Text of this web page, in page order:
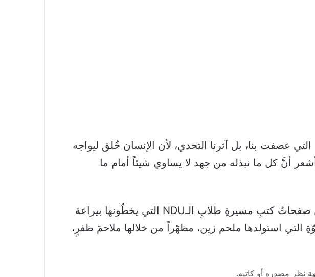
عصفت بنا، بل آثرنا التحدي، لأن الإنسان خُلق ليواجه
أشعر أنَّ كل ما نبذله من جهد لا يساوي شيئاً أمام ما
في نهاية الحفل قدم الأب الرئيس للفنان ملحم زين هدية تذكاريَّة عبارة عن صفحاتُ كتبِ مسيرةِ طلابِ الـNDU التي يخطّونها بيراعة
التي استولدها ملحم زين، مظهّراً من خلالها ملاحمَ ظفرٍ،
نظر مصدره أو كاتبه.